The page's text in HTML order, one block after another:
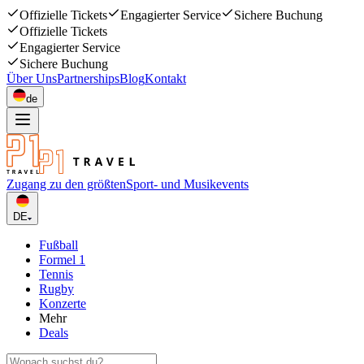
Offizielle Tickets Engagierter Service
Sichere Buchung
Offizielle Tickets
Engagierter Service
Sichere Buchung
Über UnsPartnershipsBlogKontakt
de
Zugang zu den größtenSport- und Musikevents
DE
Fußball
Formel 1
Tennis
Rugby
Konzerte
Mehr
Deals